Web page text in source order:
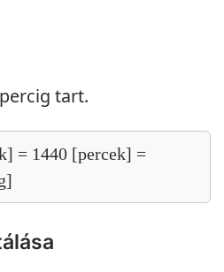
tart.
= 1440 [percek] =